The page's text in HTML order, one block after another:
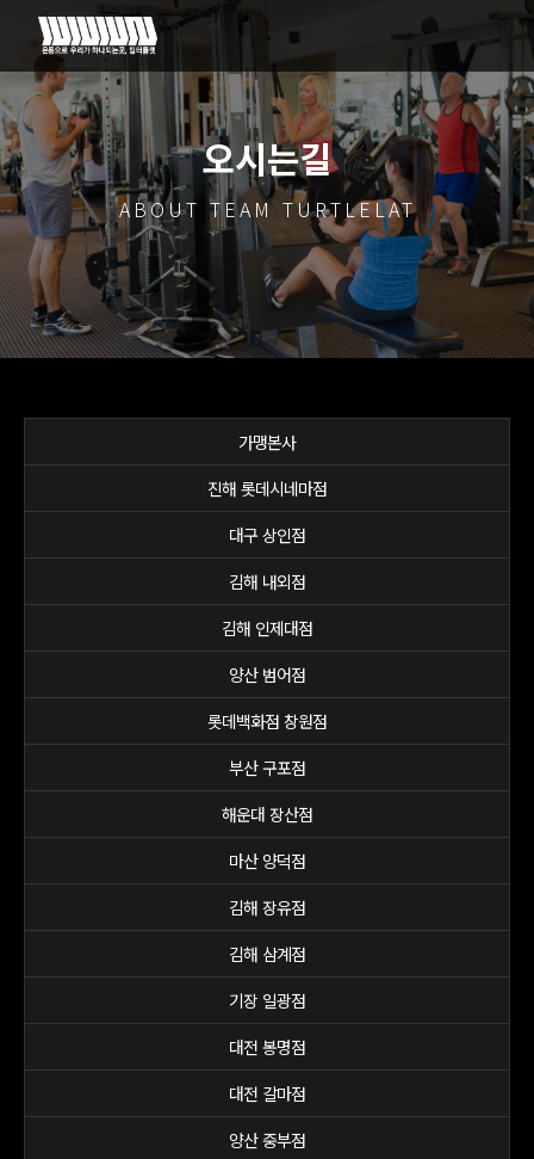
오시는길
ABOUT TEAM TURTLELAT
가맹본사
진해 롯데시네마점
대구 상인점
김해 내외점
김해 인제대점
양산 범어점
롯데백화점 창원점
부산 구포점
해운대 장산점
마산 양덕점
김해 장유점
김해 삼계점
기장 일광점
대전 봉명점
대전 갈마점
양산 중부점